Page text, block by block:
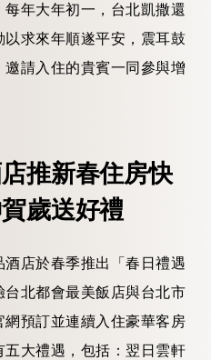
年大年初一，台北凱撒還
求來年順遂平安，震耳鼓
請入住的貴賓一同參與增
推新春住房快
歲送好禮
店於春季推出「春日禮遇
北都會最美飯店與台北市
預訂並連續入住豪華客房
大禮遇，包括：翌日雲軒